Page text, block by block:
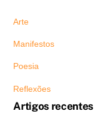
Arte
Manifestos
Poesia
Reflexões
Artigos recentes